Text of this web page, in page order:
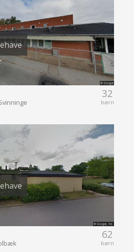
32
børn
62
børn